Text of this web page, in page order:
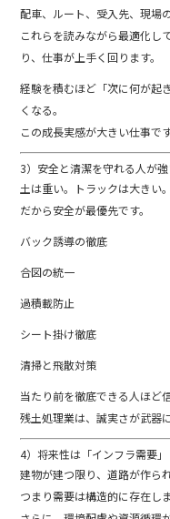
配車、ルート、受入先、現場
これらを読みながら最適化し
り、仕事が上手く回ります。
経験を積むほど「次に何が起
くなる。
この成長実感が大きい仕事です
3）安全と清潔を守れる人が
土は重い。トラックは大きい
だから安全が最優先です。
バック誘導の徹底
合図の統一
過積載防止
シート掛け徹底
清掃と飛散対策
当たり前を徹底できる人ほど
残土処理業は、誠実さが武器
4）将来性は「インフラ需要
建物が建つ限り、道路が作ら
つまり需要は構造的に存在しま